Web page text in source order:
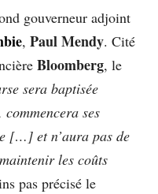
gouverneur adjoint
, Paul Mendy. Cité
Bloomberg, le
sera baptisée
ses
[…] et n’aura pas de
les coûts
pas précisé le